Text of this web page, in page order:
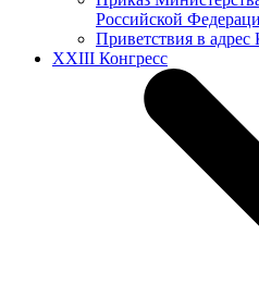
Российской
Приветствия в адрес
XXIII Конгресс